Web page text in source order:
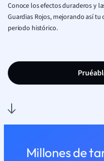
Conoce los efectos duraderos y
Guardias Rojos, mejorando así
periodo histórico.
Millones de